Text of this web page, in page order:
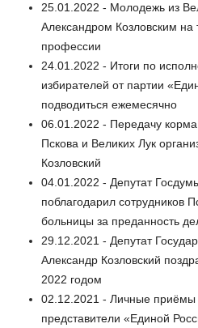
25.01.2022 - Молодежь из
Александром Козловским
профессии
24.01.2022 - Итоги по
избирателей от партии
подводиться ежемесячно
06.01.2022 - Передачу
Пскова и Великих Лук
Козловский
04.01.2022 - Депутат
поблагодарил сотрудников
больницы за преданность
29.12.2021 - Депутат
Александр Козловский
2022 годом
02.12.2021 - Личные приёмы
представители «Единой